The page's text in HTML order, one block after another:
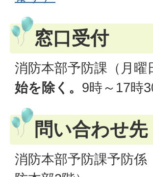
窓口受付
消防本部予防課（月曜
始を除く。 9時～17時
問い合わせ先
消防本部予防課予防係